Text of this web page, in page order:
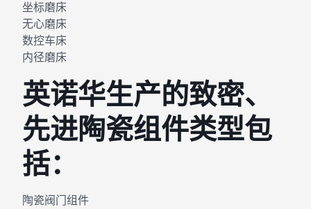
坐标磨床
无心磨床
数控车床
内径磨床
英诺华生产的致密、
先进陶瓷组件类型包
括：
陶瓷阀门组件